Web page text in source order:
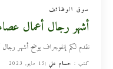
سوق الوظائف
أشهر رجال أعمال
نقدم لكم إنفوجراف يوضح أشهر
كتب : حسام علي 15 مايو, 2023